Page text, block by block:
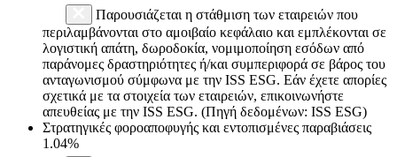
Παρουσιάζεται η στάθμιση των εταιρειών που
περιλαμβάνονται στο αμοιβαίο κεφάλαιο και εμπλέκονται σε
λογιστική απάτη, δωροδοκία, νομιμοποίηση εσόδων από
παράνομες δραστηριότητες ή/και συμπεριφορά σε βάρος του
ανταγωνισμού σύμφωνα με την ISS ESG. Εάν έχετε απορίες
σχετικά με τα στοιχεία των εταιρειών, επικοινωνήστε
απευθείας με την ISS ESG. (Πηγή δεδομένων: ISS ESG)
Στρατηγικές φοροαποφυγής και εντοπισμένες παραβιάσεις
1.04%